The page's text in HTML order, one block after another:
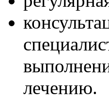
лечению.